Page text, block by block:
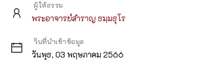
ผู้ให้ธรรม
พระอาจารย์สำราญ ธมฺมธุโร
วันที่นำเข้าข้อมูล
วันพุธ, 03 พฤษภาคม 2566